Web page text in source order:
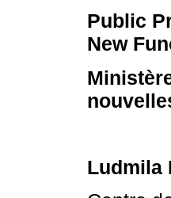
Public
New
Ludmila